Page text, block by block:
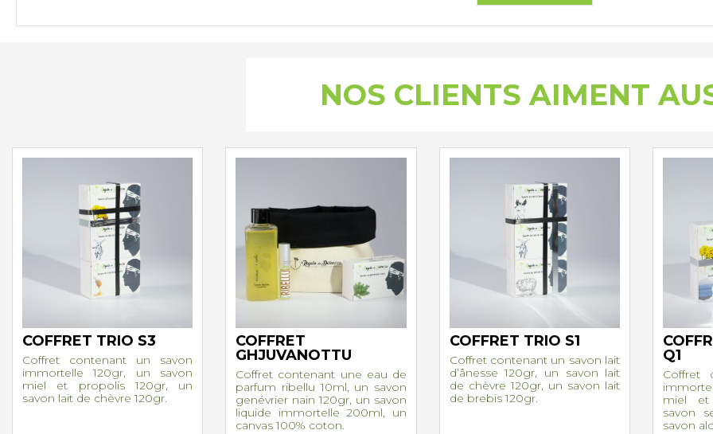
NOS CLIENTS AIMENT
COFFRET TRIO S3
Coffret contenant un savon
immortelle 120gr, un savon
miel et propolis 120gr, un
savon lait de chèvre 120gr.
COFFRET
GHJUVANOTTU
Coffret contenant une eau de
parfum ribellu 10ml, un savon
genévrier nain 120gr, un savon
liquide immortelle 200ml, un
canvas 100% coton.
COFFRET TRIO S1
Coffret contenant un savon lait
d’ânesse 120gr, un savon lait
de chèvre 120gr, un savon lait
de brebis 120gr.
Q1
Coffret
miel et
savon
savon